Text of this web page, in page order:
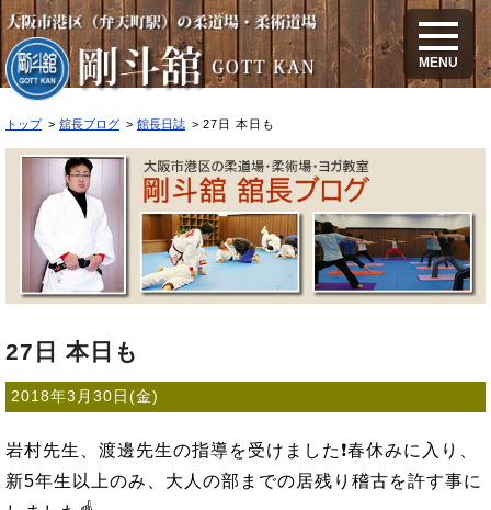
27日 本日も
MENU
トップ 舘長ブログ 館長日誌 27日 本日も
27日 本日も
2018年3月30日(金)
岩村先生、渡邊先生の指導を受けました❗春休みに入り、
新5年生以上のみ、大人の部までの居残り稽古を許す事に